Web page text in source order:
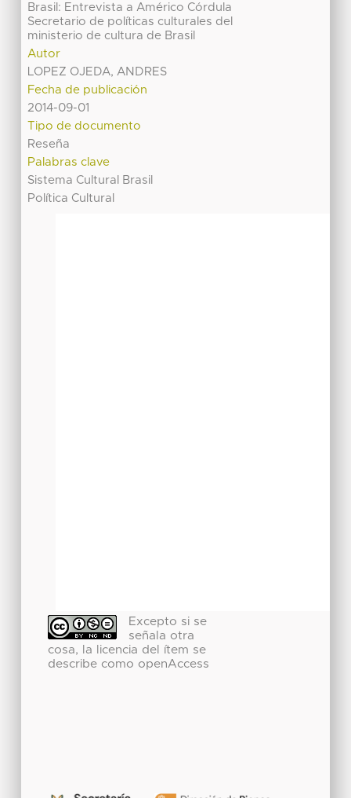
Brasil: Entrevista a Américo Córdula
Secretario de políticas culturales del
ministerio de cultura de Brasil
Autor
LOPEZ OJEDA, ANDRES
Fecha de publicación
2014-09-01
Tipo de documento
Reseña
Palabras clave
Sistema Cultural Brasil
Política Cultural
Excepto si se
señala otra
cosa, la licencia del ítem se
describe como openAccess